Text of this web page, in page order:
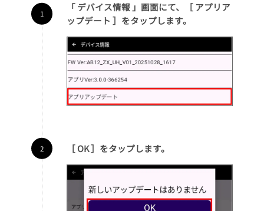
「 デバイス情報 」画面にて、［ アプリア
ップデート ］をタップします。
［ OK ］をタップします。